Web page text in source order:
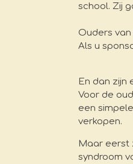
school. Zij
Ouders
Als u
En dan zijn
Voor de
een
verkopen.
Maar eerst
syndroom